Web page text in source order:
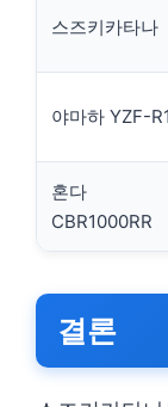
스즈키카타나
야마하 YZF-R1
혼다
CBR1000RR
결론